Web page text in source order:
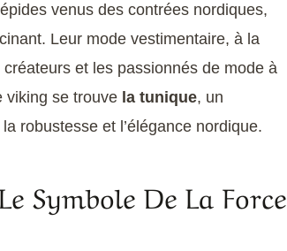
venus des contrées nordiques,
Leur mode vestimentaire, à la
et les passionnés de mode à
viking se trouve la tunique, un
robustesse et l’élégance nordique.
Symbole De La Force